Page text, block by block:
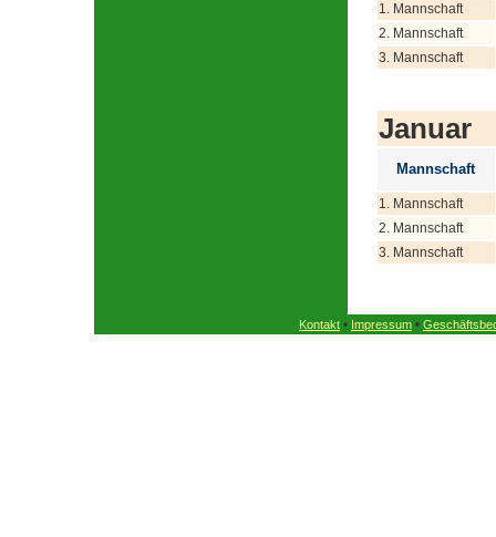
1. Mannschaft
2. Mannschaft
3. Mannschaft
Januar
Mannschaft
1. Mannschaft
2. Mannschaft
3. Mannschaft
Kontakt • Impressum •